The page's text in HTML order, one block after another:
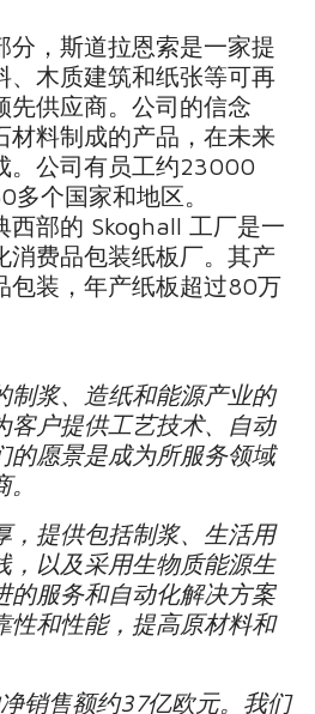
分，斯道拉恩索是一家提
、木质建筑和纸张等可再
先供应商。公司的信念
材料制成的产品，在未来
。公司有员工约23000
个国家和地区。
西部的 Skoghall 工厂是一
消费品包装纸板厂。其产
包装，年产纸板超过80万
制浆、造纸和能源产业的
客户提供工艺技术、自动
的愿景是成为所服务领域
，提供包括制浆、生活用
，以及采用生物质能源生
的服务和自动化解决方案
性和性能，提高原材料和
销售额约37亿欧元。我们